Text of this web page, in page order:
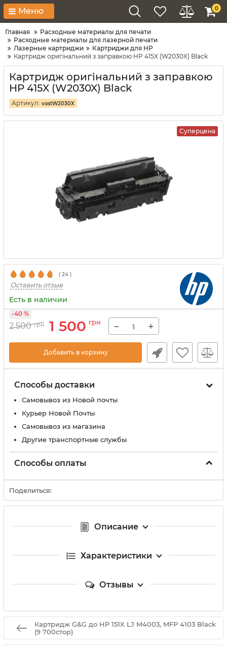
Меню 0
Главная
Расходные материалы для печати
Расходные материалы для лазерной печати
Лазерные картриджи
Картриджи для HP
Картридж оригінальний з заправкою HP 415X (W2030X) Black
Картридж оригінальний з заправкою
HP 415X (W2030X) Black
Артикул: vostW2030X
Суперцена
( 24 )
Оставить отзыв
Есть в наличии
2 500 грн 1 500 грн
-40 %
− +
Добавить в корзину
Способы доставки
Самовывоз из Новой почты
Курьер Новой Почты
Самовывоз из магазина
Другие транспортные службы
Способы оплаты
Поделиться:
Описание
Характеристики
Отзывы
Картридж G&G до HP 151X LJ M4003, MFP 4103 Black
(9 700стор)